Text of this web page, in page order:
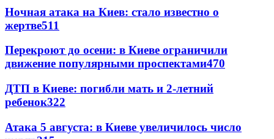
Ночная атака на Киев: стало известно о
жертве511
Перекроют до осени: в Киеве ограничили
движение популярными проспектами470
ДТП в Киеве: погибли мать и 2-летний
ребенок322
Атака 5 августа: в Киеве увеличилось число